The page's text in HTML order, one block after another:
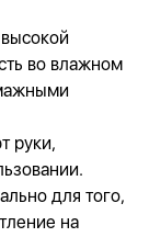
во влажном
руки,
для того,
на